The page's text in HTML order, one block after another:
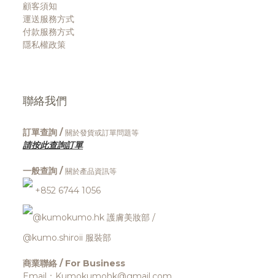
顧客須知
運送服務方式
付款服務方式
隱私權政策
聯絡我們
訂單查詢 / 關於發貨或訂單問題等
請按此查詢訂單
一般查詢 / 關於產品資訊等
+852 6744 1056
@kumokumo.hk 護膚美妝部 /
@kumo.shiroii 服裝部
商業聯絡 / For Business